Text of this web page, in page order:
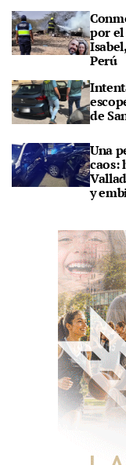
por
Perú
de
Una
caos:
y